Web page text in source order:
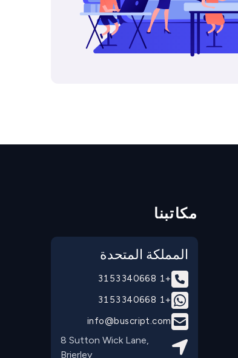
مكاتبنا
المملكة المتحدة
+1 3153340668
+1 3153340668
info@buscript.com
8 Sutton Wick Lane,